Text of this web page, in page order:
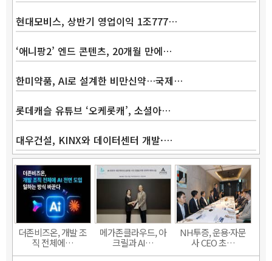
현대모비스, 상반기 영업이익 1조777…
‘애니팡2’ 엔드 콘텐츠, 20개월 만에…
한미약품, AI로 설계한 비만신약…국제…
롯데캐슬 유튜브 ‘오케롯캐’, 소셜아…
대우건설, KINX와 데이터센터 개발·…
더존비즈온, 개발 조
직 전체에…
메가존클라우드, 아
크릴과 AI…
NH투증, 운용·자문
사 CEO 초…